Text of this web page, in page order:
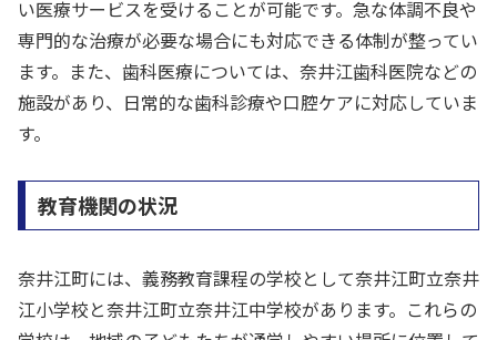
い医療サービスを受けることが可能です。急な体調不良や
専門的な治療が必要な場合にも対応できる体制が整ってい
ます。また、歯科医療については、奈井江歯科医院などの
施設があり、日常的な歯科診療や口腔ケアに対応していま
す。
教育機関の状況
奈井江町には、義務教育課程の学校として奈井江町立奈井
江小学校と奈井江町立奈井江中学校があります。これらの